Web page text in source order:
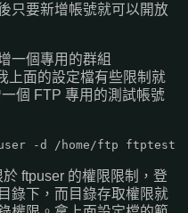
只要新增帳號就可以開放
一個專用的群組
上面的設定檔有些限制就
個 FTP 專用的測試帳號
-d /home/ftp ftptest
ftpuser 的權限限制，登
錄下，而目錄存取權限就